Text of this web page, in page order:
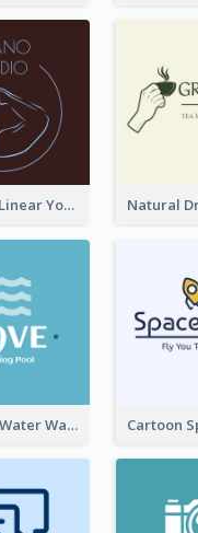
Simplicity Linear Yoga Logo In Monochrome
Blue Tone Water Wave Logo